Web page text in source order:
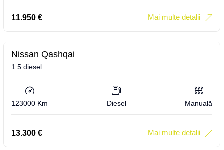
11.950 € Mai multe detalii
Nissan Qashqai
1.5 diesel
123000 Km Diesel Manuală
13.300 € Mai multe detalii